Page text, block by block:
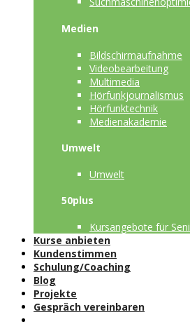
Medien
Bildschirmaufnahme
Videobearbeitung
Multimedia
Hörfunkjournalismus
Hörfunktechnik
Medienakademie
Umwelt
Umwelt
50plus
Kursangebote für
Kurse anbieten
Kundenstimmen
Schulung/Coaching
Blog
Projekte
Gespräch vereinbaren